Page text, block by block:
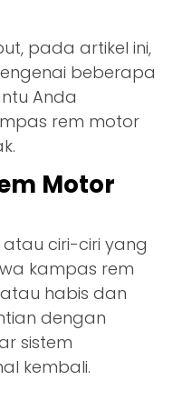
pada artikel ini,
beberapa
Anda
rem motor
Motor
ciri-ciri yang
kampas rem
habis dan
dengan
sistem
kembali.